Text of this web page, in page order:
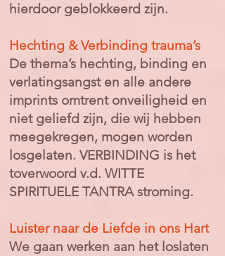
hierdoor geblokkeerd zijn.
Hechting & Verbinding trauma’s
De thema’s hechting, binding en
verlatingsangst en alle andere
imprints omtrent onveiligheid en
niet geliefd zijn, die wij hebben
meegekregen, mogen worden
losgelaten. VERBINDING is het
toverwoord v.d. WITTE
SPIRITUELE TANTRA stroming.
Luister naar de Liefde in ons Hart
We gaan werken aan het loslaten